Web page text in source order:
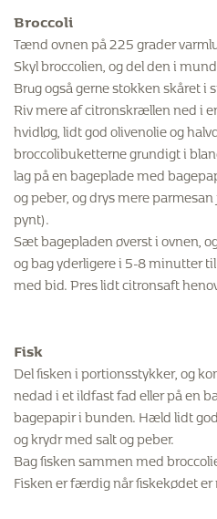
Broccoli
Tænd ovnen på 225 grader
Skyl broccolien, og del den i
Brug også gerne stokken skåret i
Riv mere af citronskrællen ned i
hvidløg, lidt god olivenolie og
broccolibuketterne grundigt i
lag på en bageplade med
og peber, og drys mere
pynt).
Sæt bagepladen øverst i ovnen,
og bag yderligere i 5-8 minutter
med bid. Pres lidt citronsaft
Fisk
Del fisken i portionsstykker, og
nedad i et ildfast fad eller på en
bagepapir i bunden. Hæld lidt
og krydr med salt og peber.
Bag fisken sammen med
Fisken er færdig når fiskekødet